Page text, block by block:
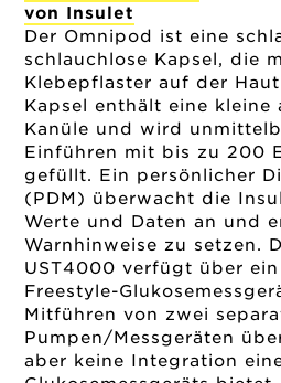
von Insulet
Der Omnipod ist eine
schlauchlose Kapsel, die
Klebepflaster auf der
Kapsel enthält eine kleine
Kanüle und wird
Einführen mit bis zu 200
gefüllt. Ein persönlicher
(PDM) überwacht die
Werte und Daten an und
Warnhinweise zu setzen.
UST4000 verfügt über
Freestyle-
Mitführen von zwei
Pumpen/Messgeräten
aber keine Integration